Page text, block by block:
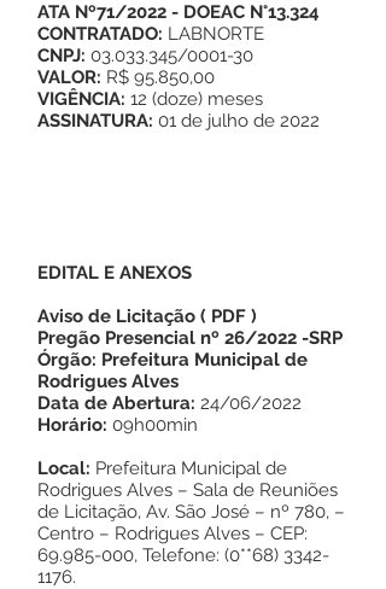
ATA Nº71/2022 - DOEAC N°13.324
CONTRATADO: LABNORTE
CNPJ: 03.033.345/0001-30
VALOR: R$ 95.850,00
VIGÊNCIA: 12 (doze) meses
ASSINATURA: 01 de julho de 2022
EDITAL E ANEXOS
Aviso de Licitação ( PDF )
Pregão Presencial nº 26/2022 -SRP
Órgão: Prefeitura Municipal de
Rodrigues Alves
Data de Abertura: 24/06/2022
Horário: 09h00min
Local: Prefeitura Municipal de
Rodrigues Alves – Sala de Reuniões
de Licitação, Av. São José – nº 780, –
Centro – Rodrigues Alves – CEP:
69.985-000, Telefone: (0**68) 3342-
1176.